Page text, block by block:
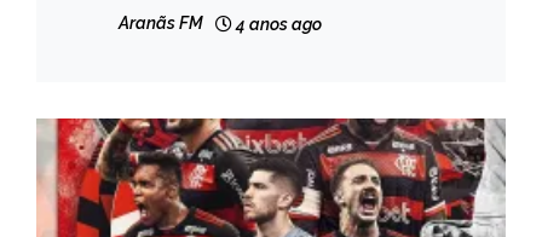
NOTÍCIAS
Aranãs FM 4 anos ago